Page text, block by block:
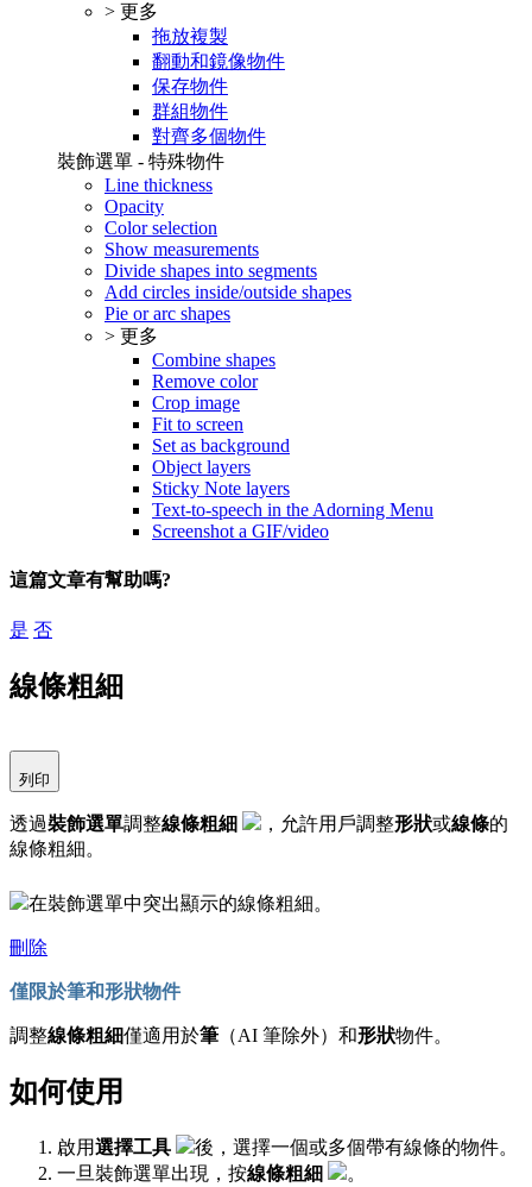
> 更多
拖放複製
翻動和鏡像物件
保存物件
群組物件
對齊多個物件
裝飾選單 - 特殊物件
Line thickness
Opacity
Color selection
Show measurements
Divide shapes into segments
Add circles inside/outside shapes
Pie or arc shapes
> 更多
Combine shapes
Remove color
Crop image
Fit to screen
Set as background
Object layers
Sticky Note layers
Text-to-speech in the Adorning Menu
Screenshot a GIF/video
這篇文章有幫助嗎?
是 否
線條粗細
列印
透過裝飾選單調整線條粗細 ，允許用戶調整形狀或線條的
線條粗細。
在裝飾選單中突出顯示的線條粗細。
刪除
僅限於筆和形狀物件
調整線條粗細僅適用於筆 （AI 筆除外）和形狀物件。
如何使用
啟用選擇工具
後，選擇一個或多個帶有線條的物件。
一旦裝飾選單出現，按線條粗細
。